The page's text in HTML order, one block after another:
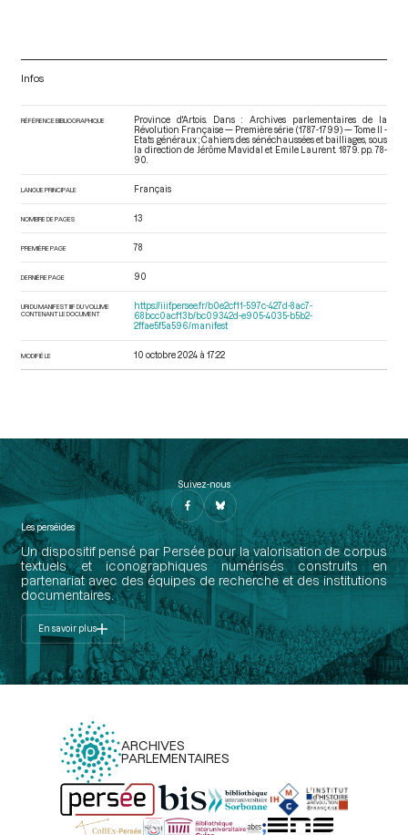
Infos
RÉFÉRENCE BIBLIOGRAPHIQUE
Province d'Artois. Dans : Archives parlementaires de la
Révolution Française — Première série (1787-1799) — Tome II -
Etats généraux ; Cahiers des sénéchaussées et bailliages , sous
la direction de Jérôme Mavidal et Emile Laurent. 1879. pp. 78-
90.
LANGUE PRINCIPALE Français
NOMBRE DE PAGES 13
PREMIÈRE PAGE 78
DERNIÈRE PAGE 90
URI DU MANIFEST IIIF DU VOLUME
CONTENANT LE DOCUMENT
https://iiif.persee.fr/b0e2cf11-597c-427d-8ac7-
68bcc0acf13b/bc09342d-e905-4035-b5b2-
2ffae5f5a596/manifest
MODIFIÉ LE 10 octobre 2024 à 17:22
Suivez-nous
Les perséides
Un dispositif pensé par Persée pour la valorisation de corpus
textuels et iconographiques numérisés construits en
partenariat avec des équipes de recherche et des institutions
documentaires.
En savoir plus
ARCHIVES
PARLEMENTAIRES